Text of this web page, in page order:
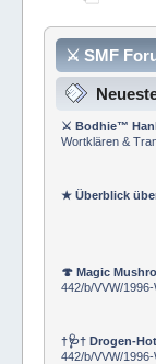
⚔ SMF
⚔ Bodhie™
Wortklären &
★ Überblick
🍄 Magic
442/b/VVW/
†🩺† Drogen-
442/b/VVW/